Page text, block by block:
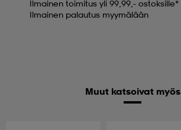
Ilmainen toimitus yli 99,99,- ostoksille*
Ilmainen palautus myymälään
Muut katsoivat myös